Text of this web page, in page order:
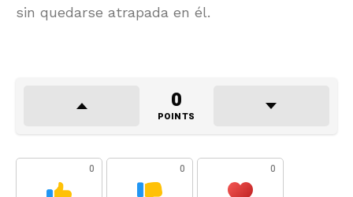
sin quedarse atrapada en él.
0
POINTS
0 0 0